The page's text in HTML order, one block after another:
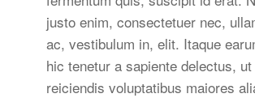
justo enim, consectetuer nec,
ac, vestibulum in, elit. Itaque
hic tenetur a sapiente delectus,
reiciendis voluptatibus maiores